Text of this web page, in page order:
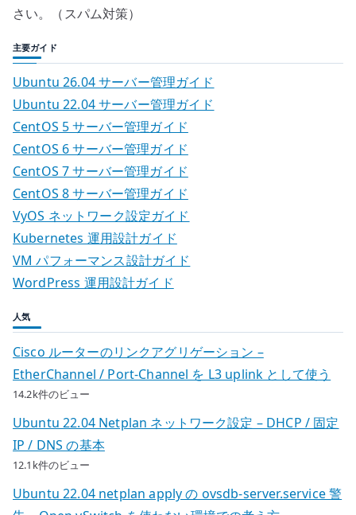
さい。（スパム対策）
主要ガイド
Ubuntu 26.04 サーバー管理ガイド
Ubuntu 22.04 サーバー管理ガイド
CentOS 5 サーバー管理ガイド
CentOS 6 サーバー管理ガイド
CentOS 7 サーバー管理ガイド
CentOS 8 サーバー管理ガイド
VyOS ネットワーク設定ガイド
Kubernetes 運用設計ガイド
VM パフォーマンス設計ガイド
WordPress 運用設計ガイド
人気
Cisco ルーターのリンクアグリゲーション –
EtherChannel / Port-Channel を L3 uplink として使う
14.2k件のビュー
Ubuntu 22.04 Netplan ネットワーク設定 – DHCP / 固定
IP / DNS の基本
12.1k件のビュー
Ubuntu 22.04 netplan apply の ovsdb-server.service 警